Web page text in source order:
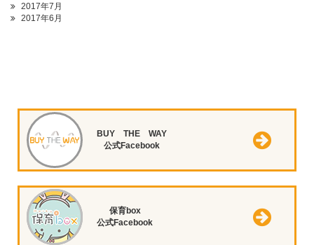
2017年7月
2017年6月
BUY THE WAY
公式Facebook
保育box
公式Facebook